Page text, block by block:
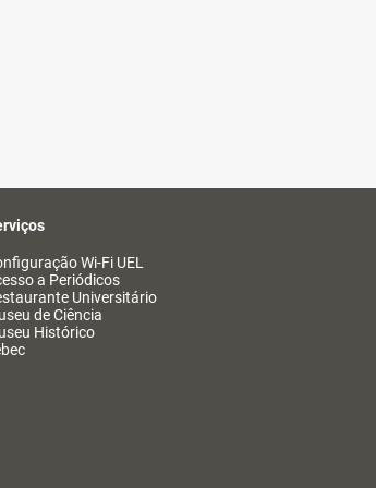
Wi-Fi UEL
a Periódicos
Universitário
de Ciência
Histórico